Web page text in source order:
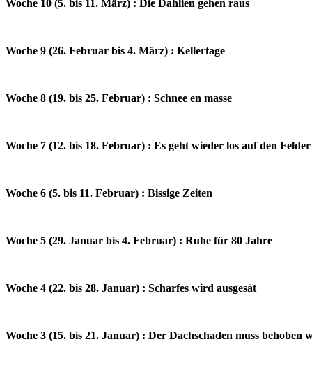
Woche 10 (5. bis 11. März) : Die Dahlien gehen raus
Woche 9 (26. Februar bis 4. März) : Kellertage
Woche 8 (19. bis 25. Februar) : Schnee en masse
Woche 7 (12. bis 18. Februar) : Es geht wieder los auf den Felder
Woche 6 (5. bis 11. Februar) : Bissige Zeiten
Woche 5 (29. Januar bis 4. Februar) : Ruhe für 80 Jahre
Woche 4 (22. bis 28. Januar) : Scharfes wird ausgesät
Woche 3 (15. bis 21. Januar) : Der Dachschaden muss behoben